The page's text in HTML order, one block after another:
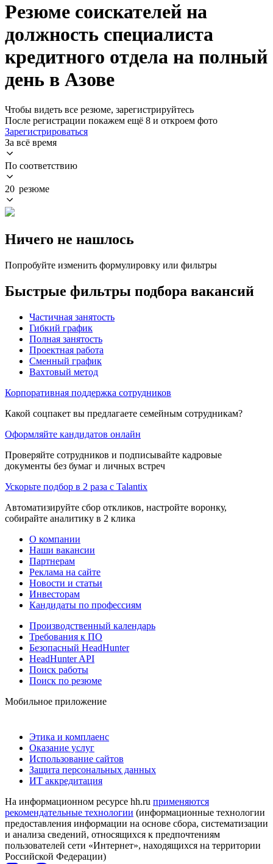
Резюме соискателей на
должность специалиста
кредитного отдела на полный
день в Азове
Чтобы видеть все резюме, зарегистрируйтесь
После регистрации покажем ещё 8 и откроем фото
Зарегистрироваться
За всё время
По соответствию
20 резюме
Ничего не нашлось
Попробуйте изменить формулировку или фильтры
Быстрые фильтры подбора вакансий
Частичная занятость
Гибкий график
Полная занятость
Проектная работа
Сменный график
Вахтовый метод
Корпоративная поддержка сотрудников
Какой соцпакет вы предлагаете семейным сотрудникам?
Оформляйте кандидатов онлайн
Проверяйте сотрудников и подписывайте кадровые
документы без бумаг и личных встреч
Ускорьте подбор в 2 раза с Talantix
Автоматизируйте сбор откликов, настройте воронку,
собирайте аналитику в 2 клика
О компании
Наши вакансии
Партнерам
Реклама на сайте
Новости и статьи
Инвесторам
Кандидаты по профессиям
Производственный календарь
Требования к ПО
Безопасный HeadHunter
HeadHunter API
Поиск работы
Поиск по резюме
Мобильное приложение
Этика и комплаенс
Оказание услуг
Использование сайтов
Защита персональных данных
ИТ аккредитация
На информационном ресурсе hh.ru применяются
рекомендательные технологии (информационные технологии
предоставления информации на основе сбора, систематизации
и анализа сведений, относящихся к предпочтениям
пользователей сети «Интернет», находящихся на территории
Российской Федерации)